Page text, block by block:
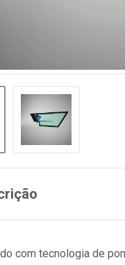
com tecnologia de